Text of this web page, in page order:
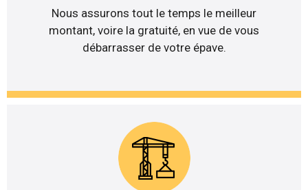
Nous assurons tout le temps le meilleur
montant, voire la gratuité, en vue de vous
débarrasser de votre épave.